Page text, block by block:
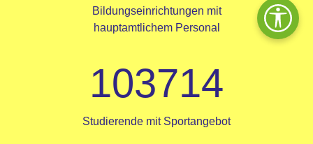
Bildungseinrichtungen mit
hauptamtlichem Personal
103714
Studierende mit Sportangebot